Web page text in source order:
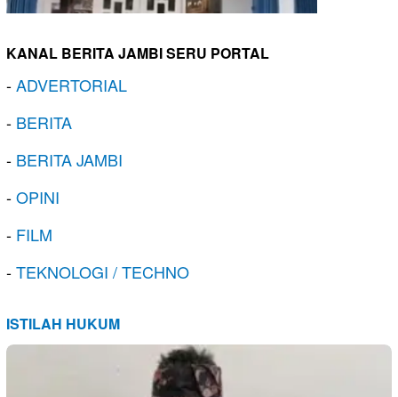
KANAL BERITA JAMBI SERU PORTAL
-ADVERTORIAL
- BERITA
- BERITA JAMBI
-OPINI
- FILM
-TEKNOLOGI / TECHNO
ISTILAH HUKUM